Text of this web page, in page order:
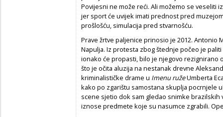
Povijesni ne može reći. Ali možemo se veseliti
jer sport će uvijek imati prednost pred
prošlošću, simulacija pred stvarnošću.
Prave žrtve paljenice prinosio je 2012. Antonio
Napulja. Iz protesta zbog štednje počeo je
ionako će propasti, bilo je njegovo rezignirano
što je očita aluzija na nestanak drevne
kriminalističke drame u Imenu ružeUmberta
kako po zgarištu samostana skuplja pocrnjele
scene sjetio dok sam gledao snimke brazilskih
iznose predmete koje su nasumce zgrabili.